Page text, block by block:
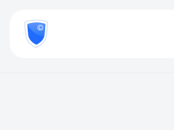
800
777-
81-Проверить